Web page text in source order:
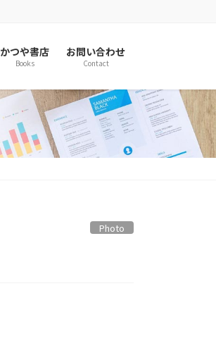
かつや書店
Books
お問い合わせ
Contact
Photo